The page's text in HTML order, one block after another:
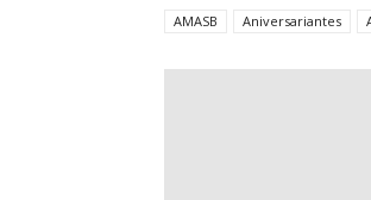
AMASB Aniversariantes